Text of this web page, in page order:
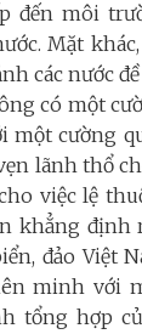
đến môi
Mặt
các nước
có một
một cường
lãnh thổ
việc lệ
khẳng định
đảo Việt
minh với
tổng hợp